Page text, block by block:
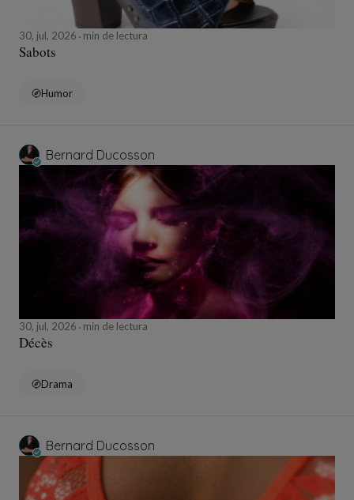
30, jul, 2026 min de lectura
Sabots
Humor
Bernard Ducosson
30, jul, 2026 min de lectura
Décès
Drama
Bernard Ducosson